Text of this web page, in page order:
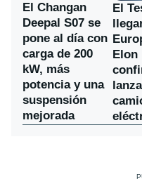
El Changan
Deepal S07 se
pone al día con
carga de 200
kW, más
potencia y una
suspensión
mejorada
El
Elon